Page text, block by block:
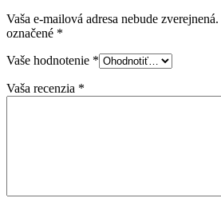
Vaša e-mailová adresa nebude zverejnená.
označené *
Vaše hodnotenie *
Vaša recenzia *